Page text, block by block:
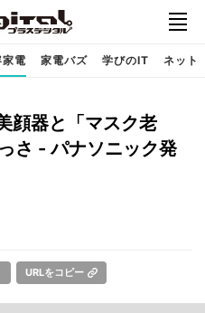
家電 家電バズ 学びのIT ネット
顔器と「マスク老
さ - パナソニック発
URLをコピー